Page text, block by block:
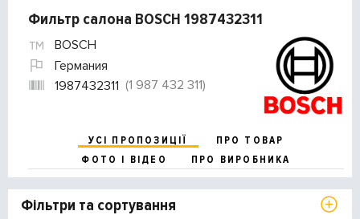
Фильтр салона BOSCH 1987432311
BOSCH
Германия
1987432311 (1 987 432 311)
УСІ ПРОПОЗИЦІЇ
ПРО ТОВАР
ФОТО І ВІДЕО
ПРО ВИРОБНИКА
Фільтри та сортування